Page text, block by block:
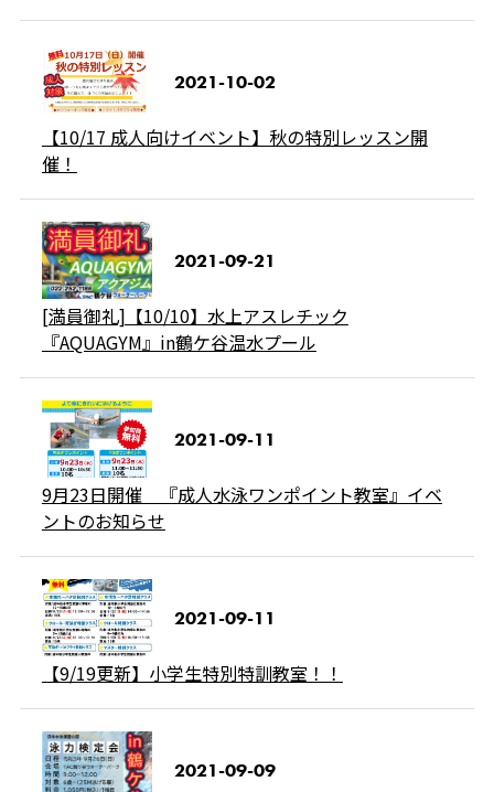
2021-10-02
【10/17 成人向けイベント】秋の特別レッスン開
催！
2021-09-21
[満員御礼]【10/10】水上アスレチック
『AQUAGYM』in鶴ケ谷温水プール
2021-09-11
9月23日開催 『成人水泳ワンポイント教室』イベ
ントのお知らせ
2021-09-11
【9/19更新】小学生特別特訓教室！！
2021-09-09